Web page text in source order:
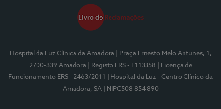
Hospital da Luz Clínica da Amadora
| Praça Ernesto Melo Antunes, 1,
2700-339 Amadora
| Registo ERS - E113358
| Licença de
Funcionamento ERS - 2463/2011
| Hospital da Luz - Centro Clínico da
Amadora, SA
| NIPC508 854 890